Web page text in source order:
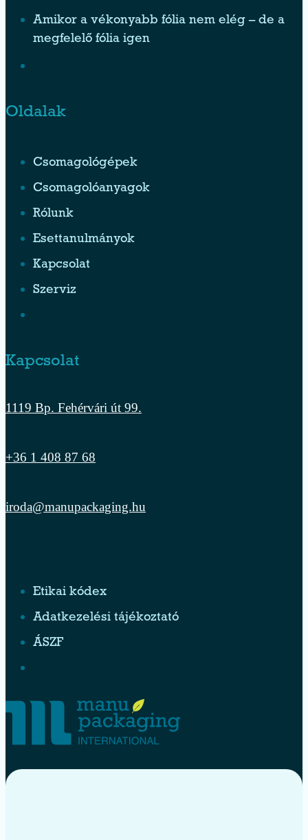
Amikor a vékonyabb fólia nem elég – de a
megfelelő fólia igen
Oldalak
Csomagológépek
Csomagolóanyagok
Rólunk
Esettanulmányok
Kapcsolat
Szerviz
Kapcsolat
1119 Bp. Fehérvári út 99.
+36 1 408 87 68
iroda@manupackaging.hu
Etikai kódex
Adatkezelési tájékoztató
ÁSZF